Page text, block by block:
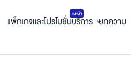
แพ็กเกจและโปรโมชั่น
แนะนำ
บริการ บทความ